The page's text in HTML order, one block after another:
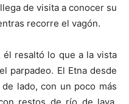
de visita a conocer su
recorre el vagón.
él resaltó lo que a la vista
parpadeo. El Etna desde
lado, con un poco más